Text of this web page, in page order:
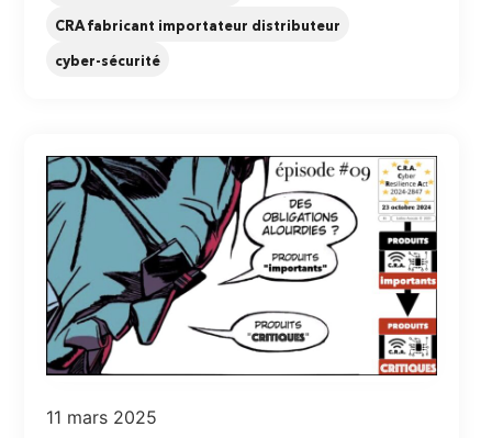
CRA fabricant importateur distributeur
cyber-sécurité
11 mars 2025